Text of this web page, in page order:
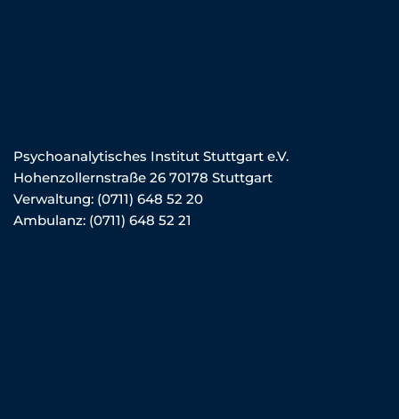
Psychoanalytisches Institut Stuttgart e.V.
Hohenzollernstraße 26 70178 Stuttgart
Verwaltung: (0711) 648 52 20
Ambulanz: (0711) 648 52 21